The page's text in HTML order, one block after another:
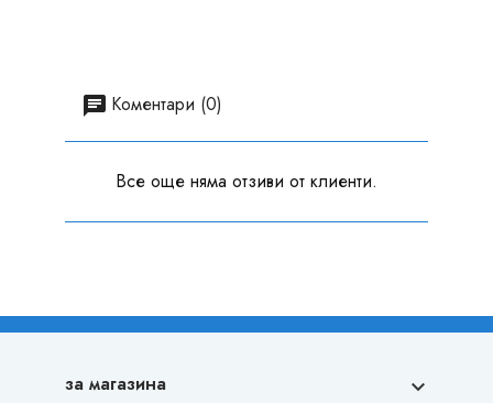
Коментари (0)
Все още няма отзиви от клиенти.
за магазина 